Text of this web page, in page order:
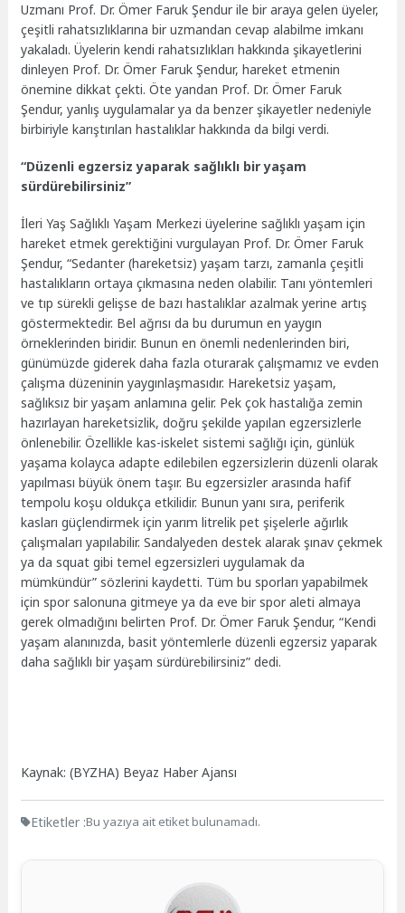
Uzmanı Prof. Dr. Ömer Faruk Şendur ile bir araya gelen üyeler,
çeşitli rahatsızlıklarına bir uzmandan cevap alabilme imkanı
yakaladı. Üyelerin kendi rahatsızlıkları hakkında şikayetlerini
dinleyen Prof. Dr. Ömer Faruk Şendur, hareket etmenin
önemine dikkat çekti. Öte yandan Prof. Dr. Ömer Faruk
Şendur, yanlış uygulamalar ya da benzer şikayetler nedeniyle
birbiriyle karıştırılan hastalıklar hakkında da bilgi verdi.
“Düzenli egzersiz yaparak sağlıklı bir yaşam
sürdürebilirsiniz”
İleri Yaş Sağlıklı Yaşam Merkezi üyelerine sağlıklı yaşam için
hareket etmek gerektiğini vurgulayan Prof. Dr. Ömer Faruk
Şendur, “Sedanter (hareketsiz) yaşam tarzı, zamanla çeşitli
hastalıkların ortaya çıkmasına neden olabilir. Tanı yöntemleri
ve tıp sürekli gelişse de bazı hastalıklar azalmak yerine artış
göstermektedir. Bel ağrısı da bu durumun en yaygın
örneklerinden biridir. Bunun en önemli nedenlerinden biri,
günümüzde giderek daha fazla oturarak çalışmamız ve evden
çalışma düzeninin yaygınlaşmasıdır. Hareketsiz yaşam,
sağlıksız bir yaşam anlamına gelir. Pek çok hastalığa zemin
hazırlayan hareketsizlik, doğru şekilde yapılan egzersizlerle
önlenebilir. Özellikle kas-iskelet sistemi sağlığı için, günlük
yaşama kolayca adapte edilebilen egzersizlerin düzenli olarak
yapılması büyük önem taşır. Bu egzersizler arasında hafif
tempolu koşu oldukça etkilidir. Bunun yanı sıra, periferik
kasları güçlendirmek için yarım litrelik pet şişelerle ağırlık
çalışmaları yapılabilir. Sandalyeden destek alarak şınav çekmek
ya da squat gibi temel egzersizleri uygulamak da
mümkündür” sözlerini kaydetti. Tüm bu sporları yapabilmek
için spor salonuna gitmeye ya da eve bir spor aleti almaya
gerek olmadığını belirten Prof. Dr. Ömer Faruk Şendur, “Kendi
yaşam alanınızda, basit yöntemlerle düzenli egzersiz yaparak
daha sağlıklı bir yaşam sürdürebilirsiniz” dedi.
Kaynak: (BYZHA) Beyaz Haber Ajansı
Etiketler :Bu yazıya ait etiket bulunamadı.